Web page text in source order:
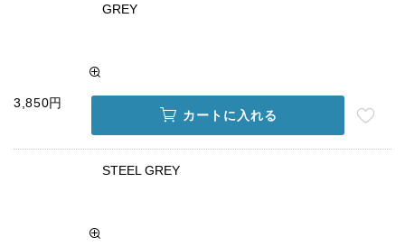
GREY
3,850円
カートに入れる
STEEL GREY